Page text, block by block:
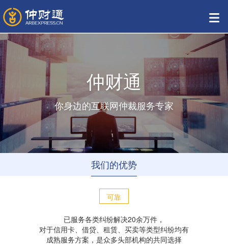
仲财通
你身边的互联网仲裁服务专家
我们的优势
可靠
已服务各类纠纷解决20余万件，
对于信用卡、借贷、租赁、买卖等类型纠纷均有
成熟服务方案，是众多头部机构的共同选择